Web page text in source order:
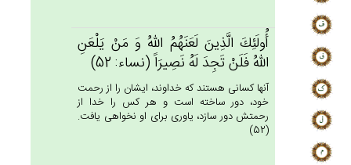
أُولَئِك‌َ الَّذِين‌َ لَعَنَهُم‌ُ الله‌ُ وَ مَنْ‌ يَلْعَن‌ِ
الله‌ُ فَلَن‌ْ تَجِدَ لَه‌ُ نَصِيرَاً (نساء: 52)
آنها كسانى هستند كه خداوند، ايشان را از رحمت
خود، دور ساخته است و هر كس را خدا از
رحمتش دور سازد، ياورى براى او نخواهى يافت.
(52)